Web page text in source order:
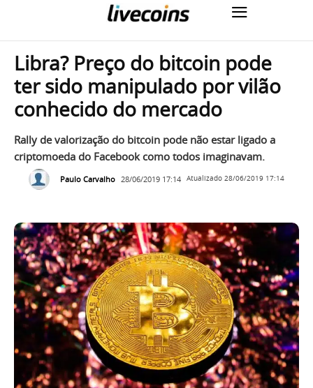
Libra? Preço do bitcoin pode
ter sido manipulado por vilão
conhecido do mercado
Rally de valorização do bitcoin pode não estar ligado a
criptomoeda do Facebook como todos imaginavam.
Paulo Carvalho 28/06/2019 17:14 Atualizado 28/06/2019 17:14